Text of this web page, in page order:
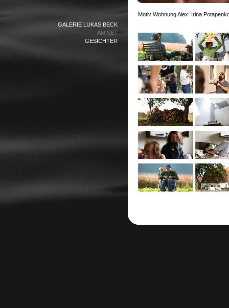
GALERIE LUKAS BECK
AM SET
GESICHTER
Motiv Wohnung Alex: Irina